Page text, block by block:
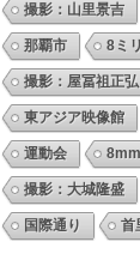
撮影：山里景吉
那覇市 8ミリ
撮影：屋冨祖正弘
東アジア映像館
運動会 8mm
撮影：大城隆盛
国際通り 首